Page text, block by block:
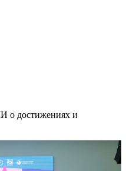
о достижениях и